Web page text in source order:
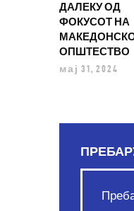
ДАЛЕКУ ОД
ФОКУСОТ НА
ОПШТЕСТВО
мај 31, 2024